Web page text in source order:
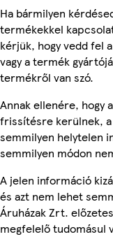
Ha bármilyen
termékekkel
kérjük, hogy vedd fel
vagy a termék
termékről van szó.
Annak ellenére, hogy
frissítésre kerülnek,
semmilyen helytelen
semmilyen módon
A jelen információ
és azt nem lehet
Áruházak Zrt.
megfelelő tudomásul